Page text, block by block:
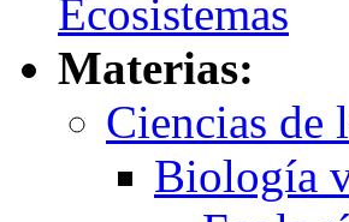
Ecosistemas
Materias:
Ciencias de
Biología